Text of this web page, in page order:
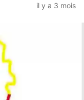
il y a 3 mois